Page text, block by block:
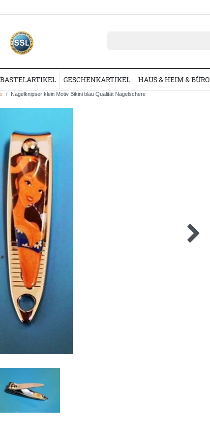
GESCHENKARTIKEL HAUS & HEIM & BÜRO
Nagelknipser klein Motiv Bikini blau Qualität Nagelschere